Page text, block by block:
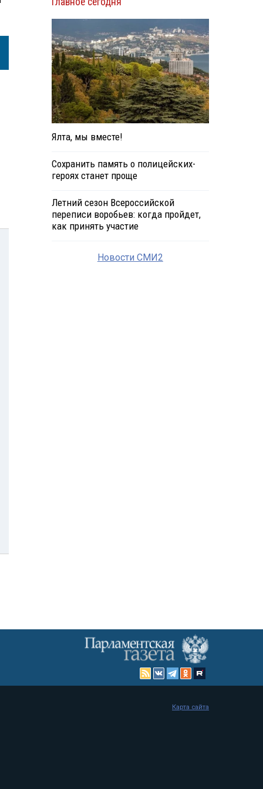
Ялта, мы вместе!
Сохранить память о полицейских-
героях станет проще
Летний сезон Всероссийской
переписи воробьев: когда пройдет,
как принять участие
Новости СМИ2
Карта сайта